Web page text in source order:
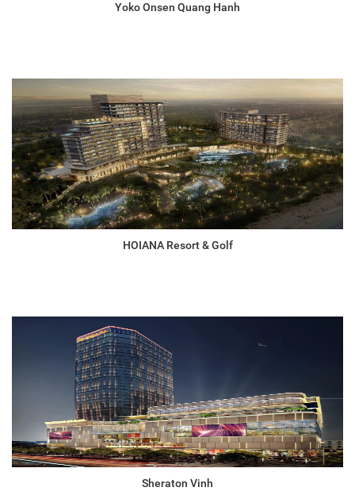
Yoko Onsen Quang Hanh
HOIANA Resort & Golf
Sheraton Vinh